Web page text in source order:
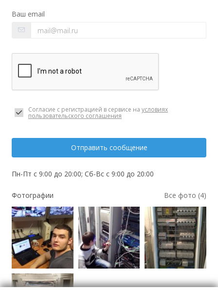
Ваш email
Согласие с регистрацией в сервисе на условиях
пользовательского соглашения
Отправить сообщение
Пн-Пт с 9:00 до 20:00; Сб-Вс с 9:00 до 20:00
Фотографии Все фото (4)